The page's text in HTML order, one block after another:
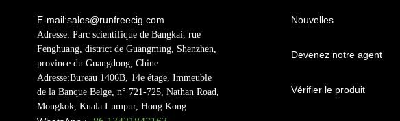
E-mail:sales@runfreecig.com
Adresse: Parc scientifique de Bangkai, rue
Fenghuang, district de Guangming, Shenzhen,
province du Guangdong, Chine
Adresse:Bureau 1406B, 14e étage, Immeuble
de la Banque Belge, n° 721-725, Nathan Road,
Mongkok, Kuala Lumpur, Hong Kong
Nouvelles
Devenez notre agent
Vérifier le produit